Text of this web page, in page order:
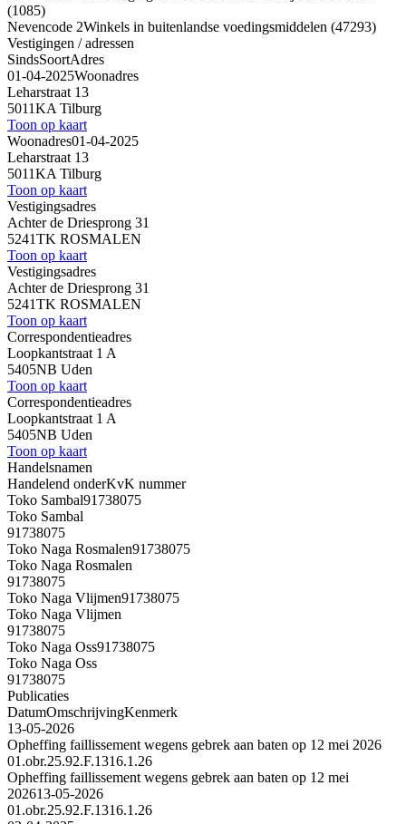
(1085)
Nevencode 2Winkels in buitenlandse voedingsmiddelen (47293)
Vestigingen / adressen
SindsSoortAdres
01-04-2025Woonadres
Leharstraat 13
5011KA Tilburg
Toon op kaart
Woonadres01-04-2025
Leharstraat 13
5011KA Tilburg
Toon op kaart
Vestigingsadres
Achter de Driesprong 31
5241TK ROSMALEN
Toon op kaart
Vestigingsadres
Achter de Driesprong 31
5241TK ROSMALEN
Toon op kaart
Correspondentieadres
Loopkantstraat 1 A
5405NB Uden
Toon op kaart
Correspondentieadres
Loopkantstraat 1 A
5405NB Uden
Toon op kaart
Handelsnamen
Handelend onderKvK nummer
Toko Sambal91738075
Toko Sambal
91738075
Toko Naga Rosmalen91738075
Toko Naga Rosmalen
91738075
Toko Naga Vlijmen91738075
Toko Naga Vlijmen
91738075
Toko Naga Oss91738075
Toko Naga Oss
91738075
Publicaties
DatumOmschrijvingKenmerk
13-05-2026
Opheffing faillissement wegens gebrek aan baten op 12 mei 2026
01.obr.25.92.F.1316.1.26
Opheffing faillissement wegens gebrek aan baten op 12 mei
202613-05-2026
01.obr.25.92.F.1316.1.26